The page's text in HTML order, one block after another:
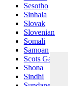
Sesotho
Sinhala
Slovak
Slovenian
Somali
Samoan
Scots Gaelic
Shona
Sindhi